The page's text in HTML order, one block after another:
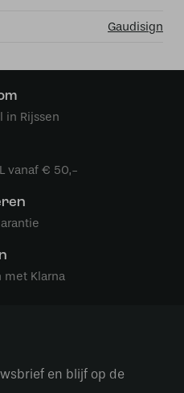
Gaudisign
Rijssen
vanaf € 50,-
met Klarna
en blijf op de